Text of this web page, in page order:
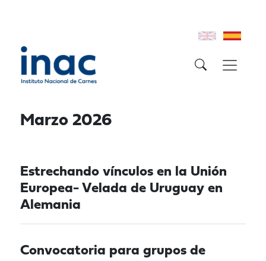
Marzo 2026
Estrechando vínculos en la Unión
Europea- Velada de Uruguay en
Alemania
Convocatoria para grupos de